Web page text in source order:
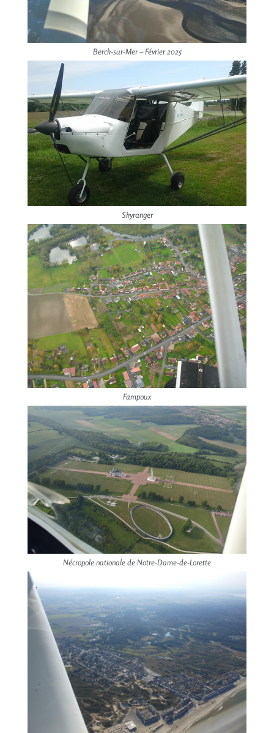
Berck-sur-Mer – Février 2025
Skyranger
Fampoux
Nécropole nationale de Notre-Dame-de-Lorette